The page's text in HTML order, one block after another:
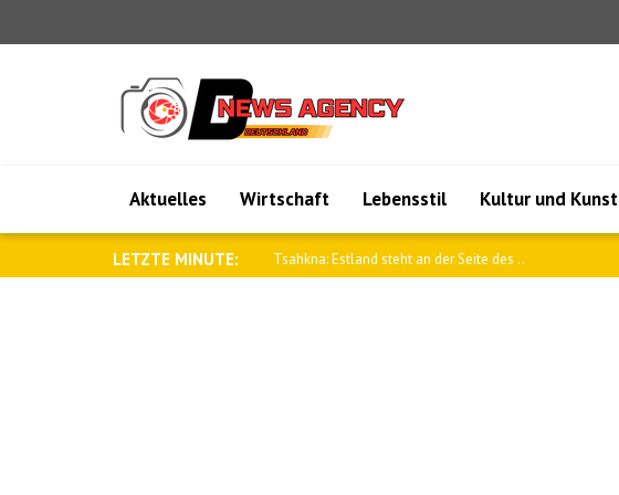
Aktuelles Wirtschaft Lebensstil Kultur und Kunst
LETZTE MINUTE: Negative Entwicklung an den Kryptomärkte..